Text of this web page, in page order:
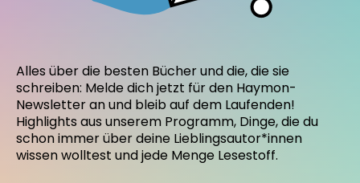
Alles über die besten Bücher und die, die sie
schreiben: Melde dich jetzt für den Haymon-
Newsletter an und bleib auf dem Laufenden!
Highlights aus unserem Programm, Dinge, die du
schon immer über deine Lieblingsautor*innen
wissen wolltest und jede Menge Lesestoff.